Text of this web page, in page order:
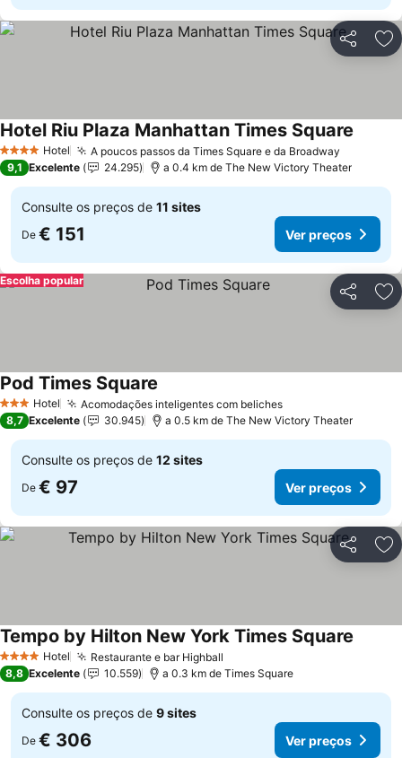
Partilhar
4 EstrelasHotel A poucos passos da Times Square e da Broadway
Hotel Riu Plaza Manhattan Times Square
9,1 Excelente 24.295 a 0.4 km de The New Victory Theater
Consulte os preços de 11 sites
De € 151 Ver preços
Partilhar
Escolha popular
3 EstrelasHotel Acomodações inteligentes com beliches
Pod Times Square
8,7 Excelente 30.945 a 0.5 km de The New Victory Theater
Consulte os preços de 12 sites
De € 97 Ver preços
Partilhar
4 EstrelasHotel Restaurante e bar Highball
Tempo by Hilton New York Times Square
8,8 Excelente 10.559 a 0.3 km de Times Square
Consulte os preços de 9 sites
De € 306 Ver preços